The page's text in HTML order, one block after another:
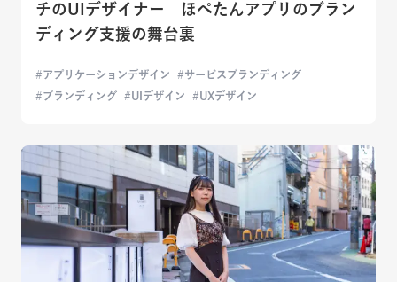
チのUIデザイナー ほぺたんアプリのブラン
ディング支援の舞台裏
アプリケーションデザイン
サービスブランディング
ブランディング
UIデザイン UXデザイン